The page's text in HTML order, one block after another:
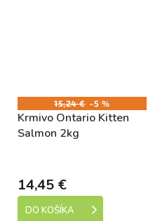
15,24 € –5 %
Krmivo Ontario Kitten
Salmon 2kg
14,45 €
DO KOŠÍKA